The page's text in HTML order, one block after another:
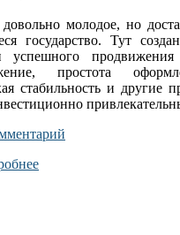
молодое, но
государство. Тут
успешного
простота
стабильность и другие